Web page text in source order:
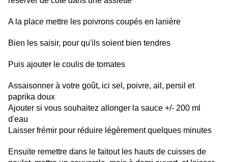
A la place mettre les poivrons coupés en lanière
Bien les saisir, pour qu'ils soient bien tendres
Puis ajouter le coulis de tomates
Assaisonner à votre goût, ici sel, poivre, ail, persil et
paprika doux
Ajouter si vous souhaitez allonger la sauce +/- 200 ml
d'eau
Laisser frémir pour réduire légèrement quelques minutes
Ensuite remettre dans le faitout les hauts de cuisses de